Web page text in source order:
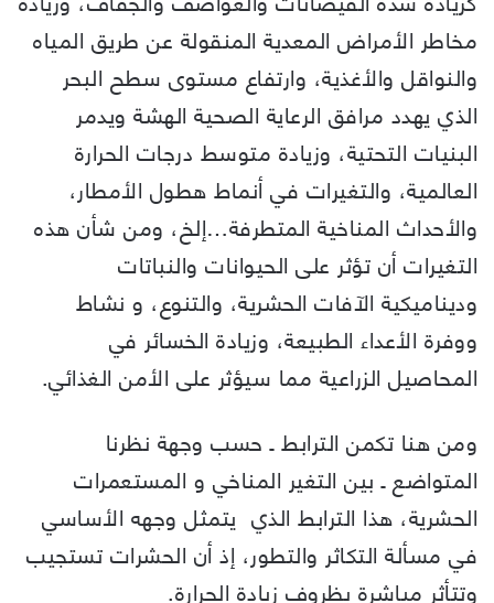
مخاطر الأمراض المعدية المنقولة عن طريق المياه
والنواقل والأغذية، وارتفاع مستوى سطح البحر
الذي يهدد مرافق الرعاية الصحية الهشة ويدمر
البنيات التحتية، وزيادة متوسط درجات الحرارة
العالمية، والتغيرات في أنماط هطول الأمطار،
والأحداث المناخية المتطرفة…إلخ، ومن شأن هذه
التغيرات أن تؤثر على الحيوانات والنباتات
وديناميكية الآفات الحشرية، والتنوع، و نشاط
ووفرة الأعداء الطبيعة، وزيادة الخسائر في
المحاصيل الزراعية مما سيؤثر على الأمن الغذائي.
ومن هنا تكمن الترابط ـ حسب وجهة نظرنا
المتواضع ـ بين التغير المناخي و المستعمرات
الحشرية، هذا الترابط الذي يتمثل وجهه الأساسي
في مسألة التكاثر والتطور، إذ أن الحشرات تستجيب
وتتأثر مباشرة بظروف زيادة الحرارة.